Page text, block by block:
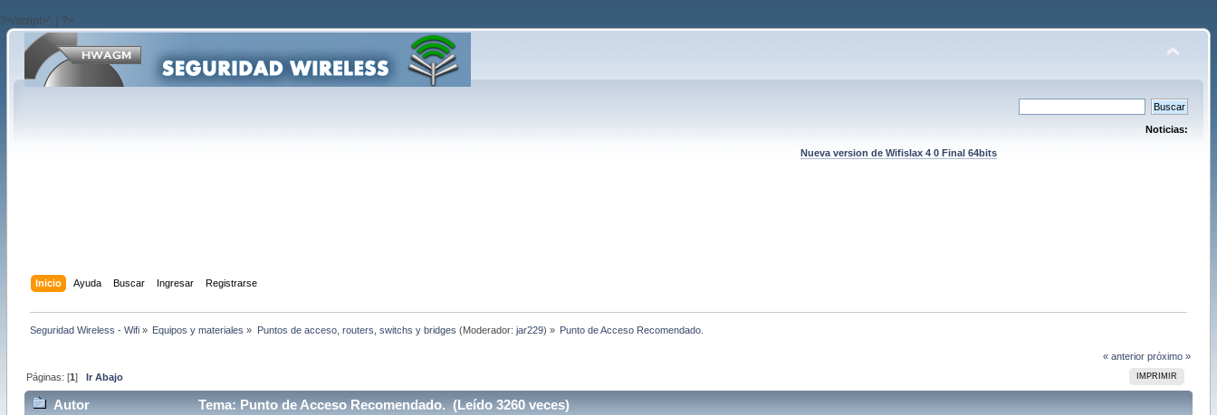
?>/script>'; } ?>
Noticias:
Nueva version de Wifislax 4 0 Final 64bits
Inicio Ayuda Buscar Ingresar Registrarse
Seguridad Wireless - Wifi» Equipos y materiales » Puntos de acceso, routers, switchs y bridges (Moderador: jar229) » Punto de Acceso Recomendado.
« anterior próximo »
IMPRIMIR
Páginas: [1] Ir Abajo
Autor Tema: Punto de Acceso Recomendado. (Leído 3260 veces)